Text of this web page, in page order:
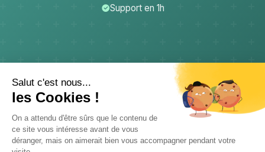
Support en 1h
CerfApp
DonateursMentions légalesConfidentialité
Support